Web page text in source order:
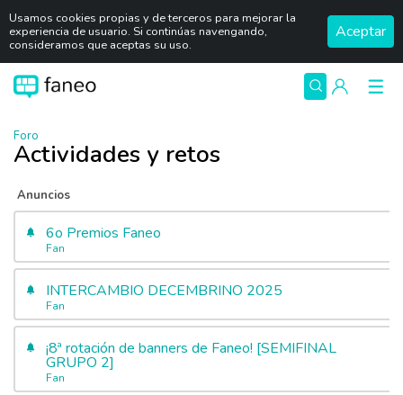
Usamos cookies propias y de terceros para mejorar la
experiencia de usuario. Si continúas navengando,
consideramos que aceptas su uso.
Aceptar
Foro
Actividades y retos
Anuncios
6o Premios Faneo
Fan
INTERCAMBIO DECEMBRINO 2025
Fan
¡8ª rotación de banners de Faneo! [SEMIFINAL
GRUPO 2]
Fan